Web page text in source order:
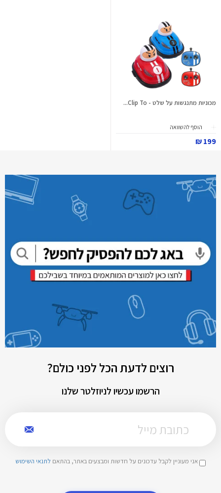
מכוניות מתנגשות על שלט - Clip To...
הוסף להשוואה
199 ₪
רוצים לדעת הכל לפני כולם?
הרשמו עכשיו לניוזלטר שלנו
אני מעוניין לקבל עדכונים על חדשות ומבצעים באתר, בהתאם לתנאי השימוש